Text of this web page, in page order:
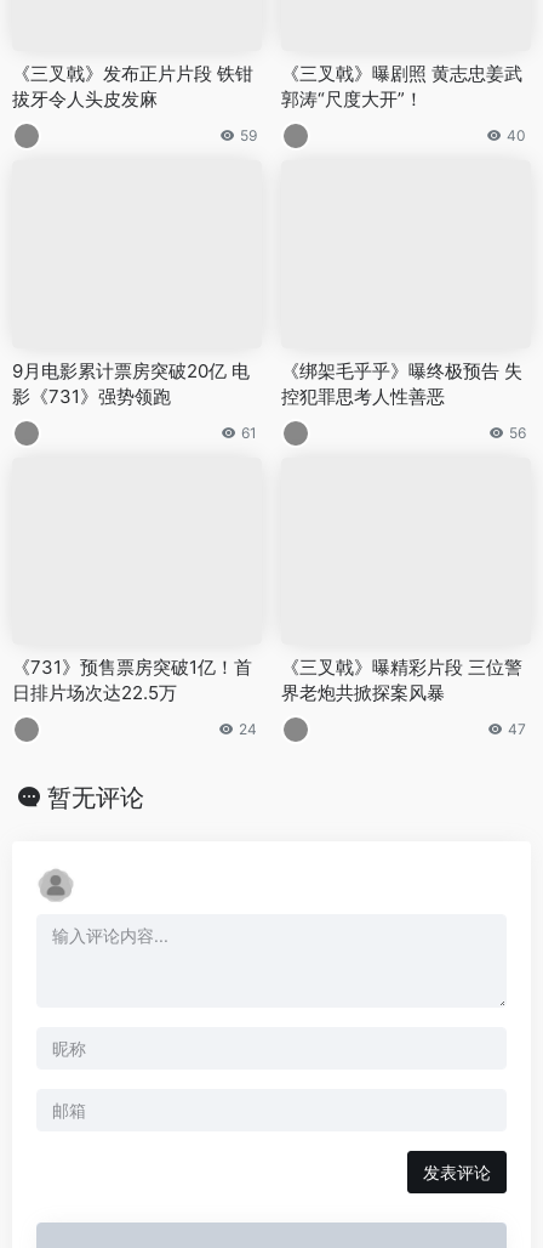
《三叉戟》发布正片片段 铁钳
拔牙令人头皮发麻
59
《三叉戟》曝剧照 黄志忠姜武
郭涛“尺度大开”！
40
9月电影累计票房突破20亿 电
影《731》强势领跑
61
《绑架毛乎乎》曝终极预告 失
控犯罪思考人性善恶
56
《731》预售票房突破1亿！首
日排片场次达22.5万
24
《三叉戟》曝精彩片段 三位警
界老炮共掀探案风暴
47
暂无评论
发表评论